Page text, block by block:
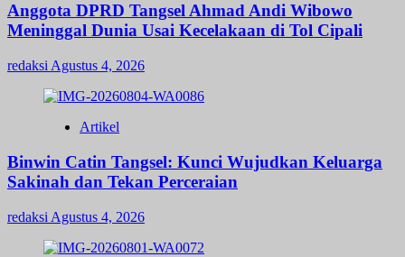
Anggota DPRD Tangsel Ahmad Andi Wibowo
Meninggal Dunia Usai Kecelakaan di Tol Cipali
redaksi Agustus 4, 2026
Artikel
Binwin Catin Tangsel: Kunci Wujudkan Keluarga
Sakinah dan Tekan Perceraian
redaksi Agustus 4, 2026